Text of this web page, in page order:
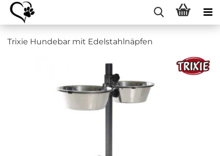
Trixie Hundebar mit Edelstahlnäpfen